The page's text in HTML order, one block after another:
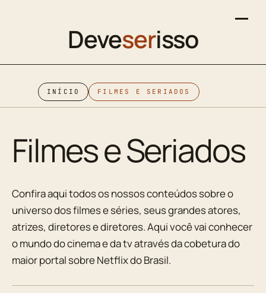
Deveserisso
INÍCIO FILMES E SERIADOS
Filmes e Seriados
Confira aqui todos os nossos conteúdos sobre o
universo dos filmes e séries, seus grandes atores,
atrizes, diretores e diretores. Aqui você vai conhecer
o mundo do cinema e da tv através da cobetura do
maior portal sobre Netflix do Brasil.